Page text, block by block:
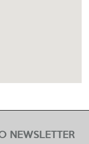
NEWSLETTER